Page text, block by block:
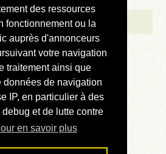
des ressources
fonctionnement ou la
auprès d'annonceurs
votre navigation
traitement ainsi que
données de navigation
IP, en particulier à des
et de lutte contre
en savoir plus